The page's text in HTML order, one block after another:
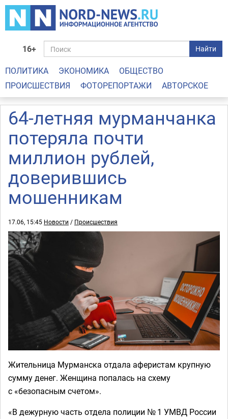
16+ Найти
ПОЛИТИКА ЭКОНОМИКА
ОБЩЕСТВО
ПРОИСШЕСТВИЯ
ФОТОРЕПОРТАЖИ АВТОРСКОЕ
64-летняя мурманчанка
потеряла почти
миллион рублей,
доверившись
мошенникам
17.06, 15:45 Новости / Происшествия
Жительница Мурманска отдала аферистам крупную
сумму денег. Женщина попалась на схему
с «безопасным счетом».
«В дежурную часть отдела полиции № 1 УМВД России